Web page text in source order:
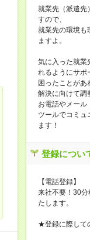
就業先（派遣先
すので、
就業先の環境も
ますよ。
気に入った就業
れるようにサポ
困ったことがあ
解決に向けて調
お電話やメー
ツールでコミュ
ます！
登録につい
【電話登録】
来社不要！30
たします。
★登録に際して